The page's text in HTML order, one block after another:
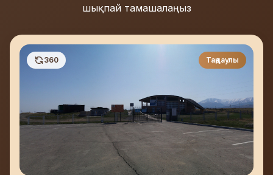
шықпай тамашалаңыз
360 Таңдаулы